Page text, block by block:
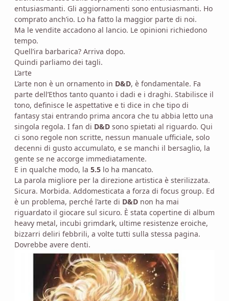
entusiasmanti. Gli aggiornamenti sono entusiasmanti. Ho
comprato anch’io. Lo ha fatto la maggior parte di noi.
Ma le vendite accadono al lancio. Le opinioni richiedono
tempo.
Quell’ira barbarica? Arriva dopo.
Quindi parliamo dei tagli.
L’arte
L’arte non è un ornamento in D&D, è fondamentale. Fa
parte dell’Ethos tanto quanto i dadi e i draghi. Stabilisce il
tono, definisce le aspettative e ti dice in che tipo di
fantasy stai entrando prima ancora che tu abbia letto una
singola regola. I fan di D&D sono spietati al riguardo. Qui
ci sono regole non scritte, nessun manuale ufficiale, solo
decenni di gusto accumulato, e se manchi il bersaglio, la
gente se ne accorge immediatamente.
E in qualche modo, la 5.5 lo ha mancato.
La parola migliore per la direzione artistica è sterilizzata.
Sicura. Morbida. Addomesticata a forza di focus group. Ed
è un problema, perché l’arte di D&D non ha mai
riguardato il giocare sul sicuro. È stata copertine di album
heavy metal, incubi grimdark, ultime resistenze eroiche,
bizzarri deliri febbrili, a volte tutti sulla stessa pagina.
Dovrebbe avere denti.